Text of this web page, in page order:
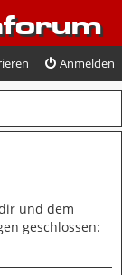
Anmelden
und dem
geschlossen: